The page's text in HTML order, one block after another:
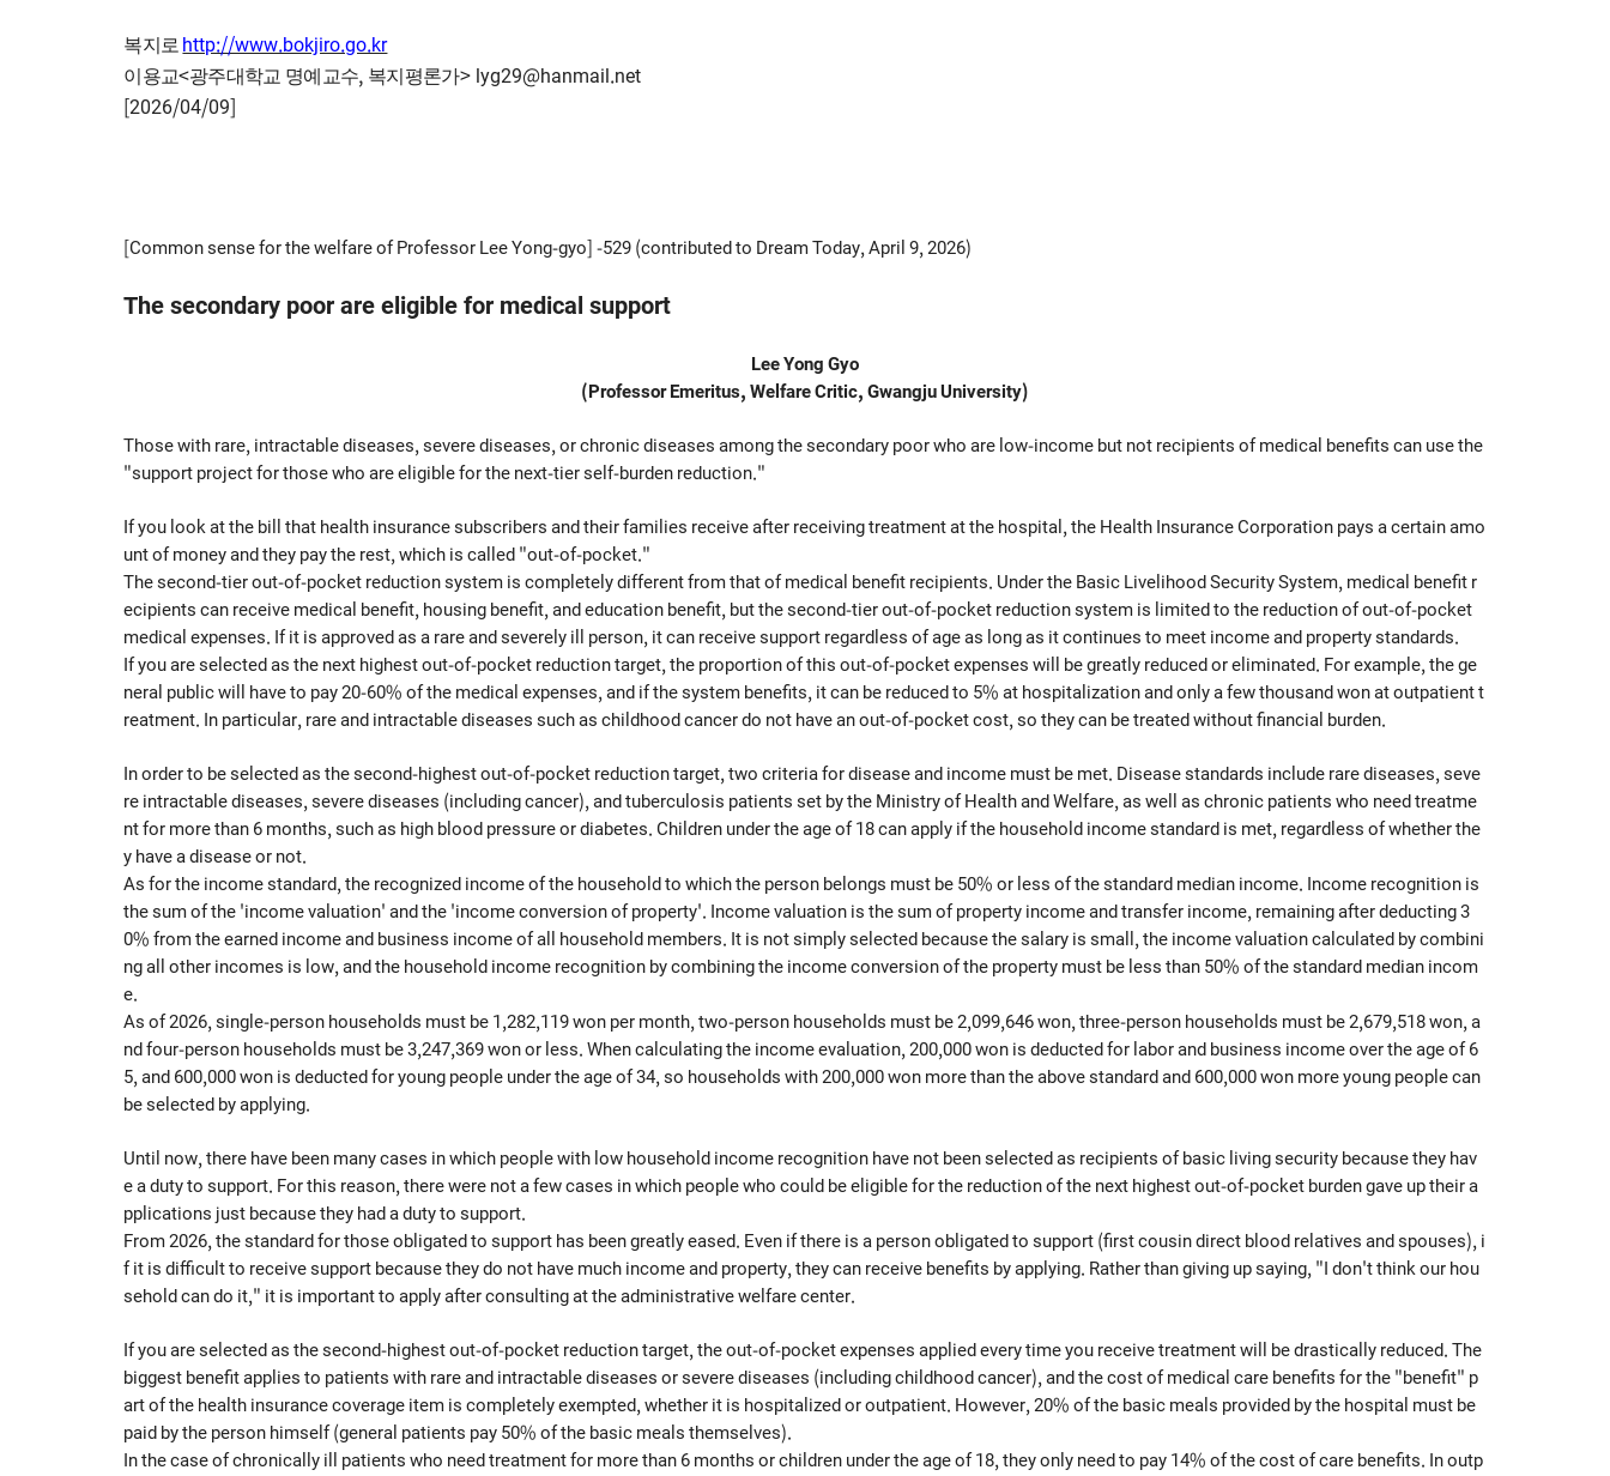
복지로 http://www.bokjiro.go.kr
이용교<광주대학교 명예교수, 복지평론가> lyg29@hanmail.net
[2026/04/09]
[Common sense for the welfare of Professor Lee Yong-gyo] -529 (contributed to Dream Today, April 9, 2026)
The secondary poor are eligible for medical support
Lee Yong Gyo
(Professor Emeritus, Welfare Critic, Gwangju University)
Those with rare, intractable diseases, severe diseases, or chronic diseases among the secondary poor who are low-income but not recipients of medical benefits can use the
"support project for those who are eligible for the next-tier self-burden reduction."
If you look at the bill that health insurance subscribers and their families receive after receiving treatment at the hospital, the Health Insurance Corporation pays a certain amo
unt of money and they pay the rest, which is called "out-of-pocket."
The second-tier out-of-pocket reduction system is completely different from that of medical benefit recipients. Under the Basic Livelihood Security System, medical benefit r
ecipients can receive medical benefit, housing benefit, and education benefit, but the second-tier out-of-pocket reduction system is limited to the reduction of out-of-pocket
medical expenses. If it is approved as a rare and severely ill person, it can receive support regardless of age as long as it continues to meet income and property standards.
If you are selected as the next highest out-of-pocket reduction target, the proportion of this out-of-pocket expenses will be greatly reduced or eliminated. For example, the ge
neral public will have to pay 20-60% of the medical expenses, and if the system benefits, it can be reduced to 5% at hospitalization and only a few thousand won at outpatient t
reatment. In particular, rare and intractable diseases such as childhood cancer do not have an out-of-pocket cost, so they can be treated without financial burden.
In order to be selected as the second-highest out-of-pocket reduction target, two criteria for disease and income must be met. Disease standards include rare diseases, seve
re intractable diseases, severe diseases (including cancer), and tuberculosis patients set by the Ministry of Health and Welfare, as well as chronic patients who need treatme
nt for more than 6 months, such as high blood pressure or diabetes. Children under the age of 18 can apply if the household income standard is met, regardless of whether the
y have a disease or not.
As for the income standard, the recognized income of the household to which the person belongs must be 50% or less of the standard median income. Income recognition is
the sum of the 'income valuation' and the 'income conversion of property'. Income valuation is the sum of property income and transfer income, remaining after deducting 3
0% from the earned income and business income of all household members. It is not simply selected because the salary is small, the income valuation calculated by combini
ng all other incomes is low, and the household income recognition by combining the income conversion of the property must be less than 50% of the standard median incom
e.
As of 2026, single-person households must be 1,282,119 won per month, two-person households must be 2,099,646 won, three-person households must be 2,679,518 won, a
nd four-person households must be 3,247,369 won or less. When calculating the income evaluation, 200,000 won is deducted for labor and business income over the age of 6
5, and 600,000 won is deducted for young people under the age of 34, so households with 200,000 won more than the above standard and 600,000 won more young people can
be selected by applying.
Until now, there have been many cases in which people with low household income recognition have not been selected as recipients of basic living security because they hav
e a duty to support. For this reason, there were not a few cases in which people who could be eligible for the reduction of the next highest out-of-pocket burden gave up their a
pplications just because they had a duty to support.
From 2026, the standard for those obligated to support has been greatly eased. Even if there is a person obligated to support (first cousin direct blood relatives and spouses), i
f it is difficult to receive support because they do not have much income and property, they can receive benefits by applying. Rather than giving up saying, "I don't think our hou
sehold can do it," it is important to apply after consulting at the administrative welfare center.
If you are selected as the second-highest out-of-pocket reduction target, the out-of-pocket expenses applied every time you receive treatment will be drastically reduced. The
biggest benefit applies to patients with rare and intractable diseases or severe diseases (including childhood cancer), and the cost of medical care benefits for the "benefit" p
art of the health insurance coverage item is completely exempted, whether it is hospitalized or outpatient. However, 20% of the basic meals provided by the hospital must be
paid by the person himself (general patients pay 50% of the basic meals themselves).
In the case of chronically ill patients who need treatment for more than 6 months or children under the age of 18, they only need to pay 14% of the cost of care benefits. In outp